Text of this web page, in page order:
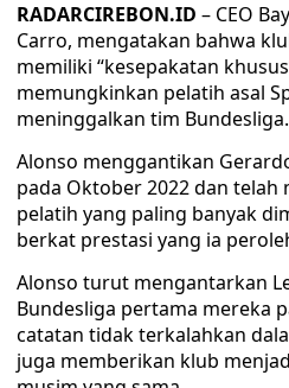
RADARCIREBON.ID – CEO
Carro, mengatakan bahwa
memiliki “kesepakatan
memungkinkan pelatih asal
meninggalkan tim Bundesliga.
Alonso menggantikan
pada Oktober 2022 dan telah
pelatih yang paling banyak
berkat prestasi yang ia
Alonso turut mengantarkan
Bundesliga pertama mereka
catatan tidak terkalahkan
juga memberikan klub